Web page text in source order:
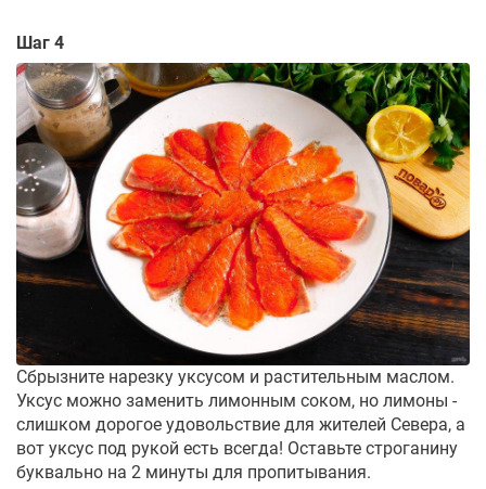
Шаг 4
Сбрызните нарезку уксусом и растительным маслом.
Уксус можно заменить лимонным соком, но лимоны -
слишком дорогое удовольствие для жителей Севера, а
вот уксус под рукой есть всегда! Оставьте строганину
буквально на 2 минуты для пропитывания.